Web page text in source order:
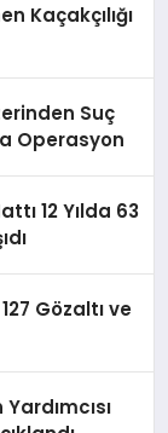
Kaçakçılığı
Suç
Operasyon
12 Yılda 63
Gözaltı ve